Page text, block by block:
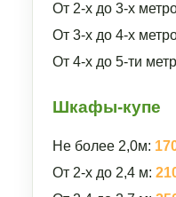
От 2-х до 3-х
От 3-х до 4-х
От 4-х до 5-ти
Шкафы-купе
Не более 2,0м:
От 2-х до 2,4 м: